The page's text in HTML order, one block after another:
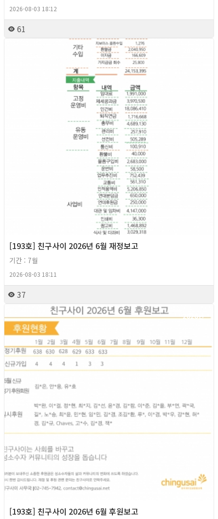
2026-08-03 18:12
61
[193호] 친구사이 2026년 6월 재정보고
기간 : 7월
2026-08-03 18:11
37
2026년
[193호] 친구사이 2026년 6월 후원보고